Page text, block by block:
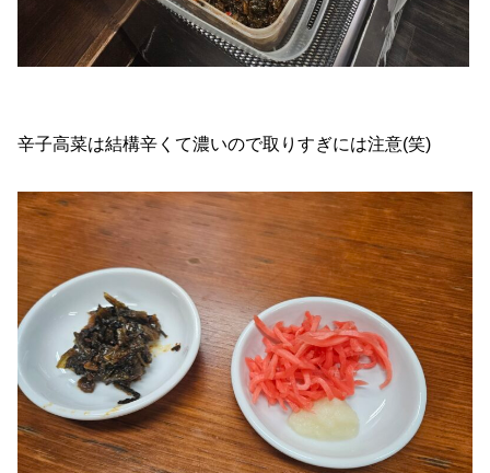
辛子高菜は結構辛くて濃いので取りすぎには注意(笑)